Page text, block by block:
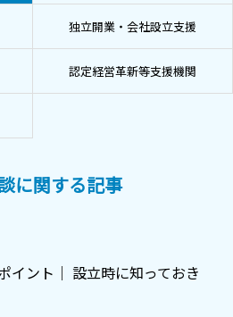
独立開業・会社設立支援
認定経営革新等支援機関
に関する記事
イント｜ 設立時に知っておき